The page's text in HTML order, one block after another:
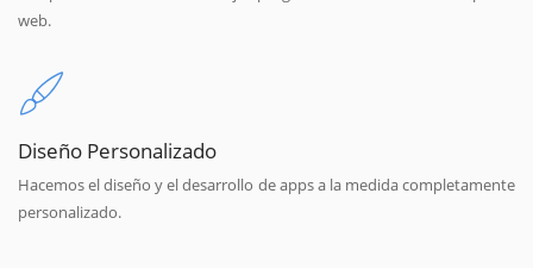
web.
Diseño Personalizado
Hacemos el diseño y el desarrollo de apps a la medida completamente
personalizado.